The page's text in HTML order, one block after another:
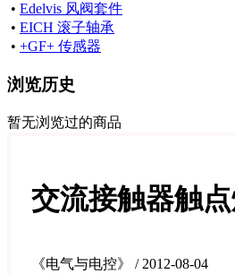
• Edelvis 风阀套件
• EICH 滚子轴承
• +GF+ 传感器
浏览历史
暂无浏览过的商品
交流接触器触
《电气与电控》 / 2012-08-04